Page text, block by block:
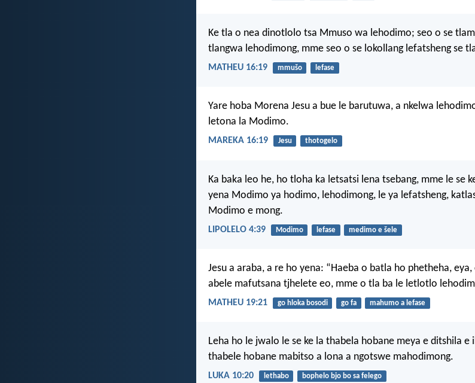
Ke tla o nea dinotlolo tsa Mmuso wa lehodimo; seo o se
tlangwa lehodimong, mme seo o se lokollang lefatsheng se
MATHEU 16:19 mmušo lefase
Yare hoba Morena Jesu a bue le barutuwa, a nkelwa
letona la Modimo.
MAREKA 16:19 Jesu thotogelo
Ka baka leo he, ho tloha ka letsatsi lena tsebang, mme le se
yena Modimo ya hodimo, lehodimong, le ya lefatsheng,
Modimo e mong.
LIPOLELO 4:39 Modimo lefase medimo e šele
Jesu a araba, a re ho yena: “Haeba o batla ho phetheha,
abele mafutsana tjhelete eo, mme o tla ba le letlotlo
MATHEU 19:21 go hloka bosodi go fa mahumo a lefase
Leha ho le jwalo le se ke la thabela hobane meya e ditshila e
thabele hobane mabitso a lona a ngotswe mahodimong.
LUKA 10:20 lethabo bophelo bjo bo sa felego